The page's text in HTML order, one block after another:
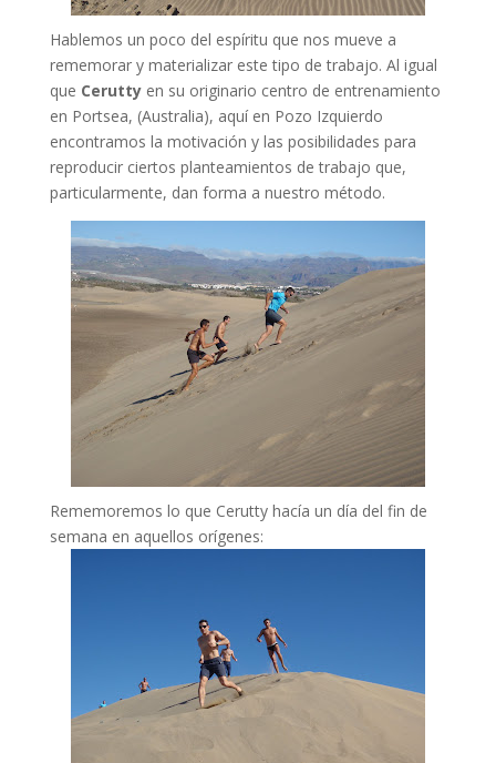
Hablemos un poco del espíritu que nos mueve a
rememorar y materializar este tipo de trabajo. Al igual
que Ceruttyen su originario centro de entrenamiento
en Portsea, (Australia), aquí en Pozo Izquierdo
encontramos la motivación y las posibilidades para
reproducir ciertos planteamientos de trabajo que,
particularmente, dan forma a nuestro método.
Rememoremos lo que Cerutty hacía un día del fin de
semana en aquellos orígenes: